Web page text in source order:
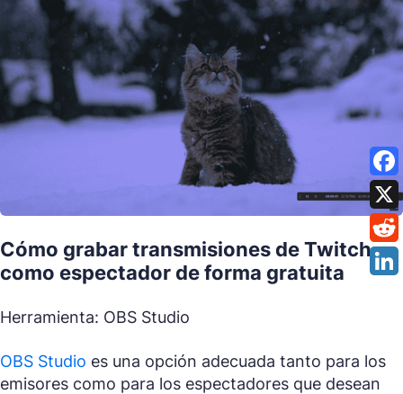
Cómo grabar transmisiones de Twitch
como espectador de forma gratuita
Herramienta: OBS Studio
OBS Studio es una opción adecuada tanto para los
emisores como para los espectadores que desean